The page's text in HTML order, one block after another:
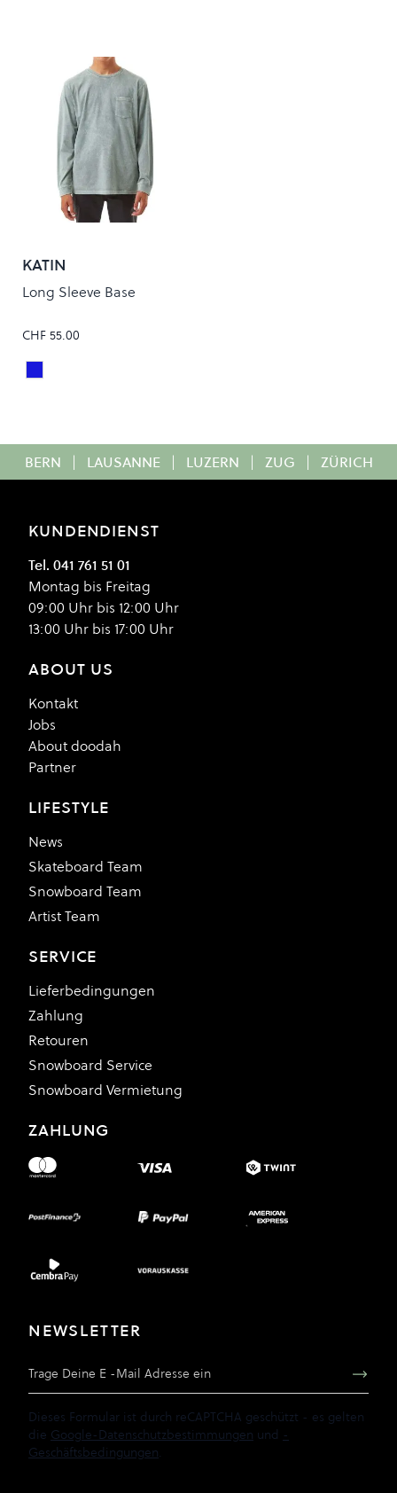
KATIN
Long Sleeve Base
CHF 55.00
Colour
Steel Blue Mineral
BERN | LAUSANNE | LUZERN | ZUG | ZÜRICH
KUNDENDIENST
Tel. 041 761 51 01
Montag bis Freitag
09:00 Uhr bis 12:00 Uhr
13:00 Uhr bis 17:00 Uhr
ABOUT US
Kontakt
Jobs
About doodah
Partner
LIFESTYLE
News
Skateboard Team
Snowboard Team
Artist Team
SERVICE
Lieferbedingungen
Zahlung
Retouren
Snowboard Service
Snowboard Vermietung
ZAHLUNG
NEWSLETTER
Dieses Formular ist durch reCAPTCHA geschützt - es gelten
die Google-Datenschutzbestimmungen und -
Geschäftsbedingungen.